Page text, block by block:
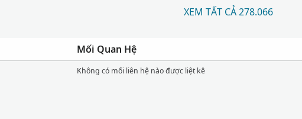
XEM TẤT CẢ 278.066
Mối Quan Hệ
Không có mối liên hệ nào được liệt kê